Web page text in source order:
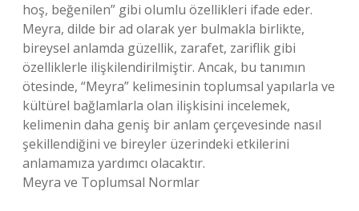
hoş, beğenilen” gibi olumlu özellikleri ifade eder.
Meyra, dilde bir ad olarak yer bulmakla birlikte,
bireysel anlamda güzellik, zarafet, zariflik gibi
özelliklerle ilişkilendirilmiştir. Ancak, bu tanımın
ötesinde, “Meyra” kelimesinin toplumsal yapılarla ve
kültürel bağlamlarla olan ilişkisini incelemek,
kelimenin daha geniş bir anlam çerçevesinde nasıl
şekillendiğini ve bireyler üzerindeki etkilerini
anlamamıza yardımcı olacaktır.
Meyra ve Toplumsal Normlar